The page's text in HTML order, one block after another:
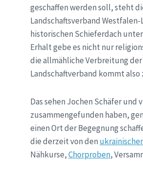
geschaffen werden soll, steht
Landschaftsverband
historischen Schieferdach
Erhalt gebe es nicht nur
die allmähliche Verbreitung
Landschaftverband kommt
Das sehen Jochen Schäfer
zusammengefunden haben,
einen Ort der Begegnung
die derzeit von den
Nähkurse,Chorproben,